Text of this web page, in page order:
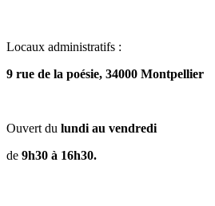
Locaux administratifs :
9 rue de la poésie, 34000 Montpellier
Ouvert du lundi au vendredi
de 9h30 à 16h30.